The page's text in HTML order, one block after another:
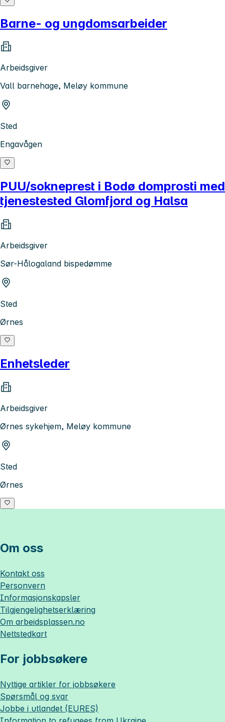
Barne- og ungdomsarbeider
Arbeidsgiver
Vall barnehage, Meløy kommune
Sted
Engavågen
PUU/sokneprest i Bodø domprosti med
tjenestested Glomfjord og Halsa
Arbeidsgiver
Sør-Hålogaland bispedømme
Sted
Ørnes
Enhetsleder
Arbeidsgiver
Ørnes sykehjem, Meløy kommune
Sted
Ørnes
Om oss
Kontakt oss
Personvern
Informasjonskapsler
Tilgjengelighetserklæring
Om arbeidsplassen.no
Nettstedkart
For jobbsøkere
Nyttige artikler for jobbsøkere
Spørsmål og svar
Jobbe i utlandet (EURES)